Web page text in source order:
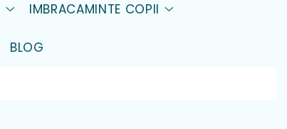
IMBRACAMINTE COPII
BLOG